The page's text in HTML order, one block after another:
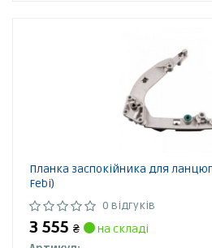
Планка заспокійника для
Febi)
0 відгуків
3 555 ₴
на складі